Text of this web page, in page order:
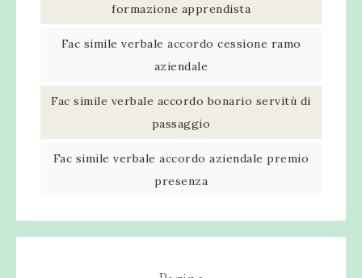
formazione apprendista​
Fac simile verbale accordo cessione ramo
aziendale​
Fac simile verbale accordo bonario servitù di
passaggio​
Fac simile verbale accordo aziendale premio
presenza​